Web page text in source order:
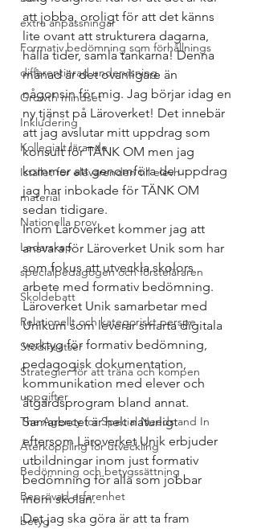
extra anpassningar
Formativ bedömning som förhållnings
differentierad undervisning
Growth mindset
Inkludering
Kollegialt lärande
Istället för elevärenden till elevh
material
Nationella prov
Ledarskap
specialpedagogen och försteläraren
Skoldebatt
Relationellt och kategoriskt perspe
Stödinsatser
Strategier för att träna och kompen
uppgifter
The Agency for Special Needs and In
Återkoppling för utveckling
Bedömning och betygssättning
Beprövad erfarenhet
betyg
att jobba, oroligt för att det känns
lite ovant att strukturera dagarna,
hålla tider, samla tankarna! Denna
månad är det ovanligare än
någonsin för mig. Jag börjar idag en
ny tjänst på Läroverket! Det innebär
att jag avslutar mitt uppdrag som
konsult för TÄNK OM men jag
kommer att genomföra de uppdrag
jag har inbokade för TÄNK OM
sedan tidigare.
Inom Läroverket kommer jag att
ansvara för Läroverket Unik som har
som fokus att utveckla skolors
arbete med formativ bedömning.
Läroverket Unik samarbetar med
Unikum som leverar smarta digitala
verktyg för formativ bedömning,
pedagogisk dokumentation,
kommunikation med elever och
åtgärdsprogram bland annat.
Samarbetet är helt naturligt
eftersom Läroverket Unik erbjuder
utbildningar inom just formativ
bedömning för alla som jobbar
inom skolan.
Det jag ska göra är att ta fram